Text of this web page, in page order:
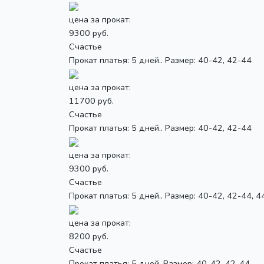
цена за прокат:
9300 руб.
Счастье
Прокат платья: 5 дней.. Размер: 40-42, 42-44
цена за прокат:
11700 руб.
Счастье
Прокат платья: 5 дней.. Размер: 40-42, 42-44
цена за прокат:
9300 руб.
Счастье
Прокат платья: 5 дней.. Размер: 40-42, 42-44,
цена за прокат:
8200 руб.
Счастье